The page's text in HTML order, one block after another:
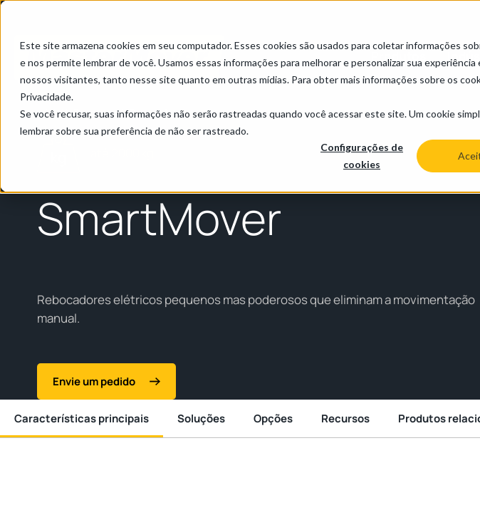
Este site armazena cookies em seu computador. Esses cookies são usados para coletar informações
e nos permite lembrar de você. Usamos essas informações para melhorar e personalizar sua
nossos visitantes, tanto nesse site quanto em outras mídias. Para obter mais informações sobre os
Privacidade.
Se você recusar, suas informações não serão rastreadas quando você acessar este site. Um cookie
lembrar sobre sua preferência de não ser rastreado.
Configurações de
cookies
Produtos
Inicial/ Produtos/ SmartMover
SmartMover
Rebocadores elétricos pequenos mas poderosos que eliminam a movimentação
manual.
Envie um pedido
Características principais Soluções Opções Recursos Produtos